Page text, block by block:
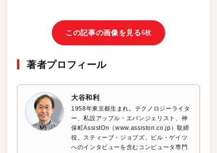
この記事の画像を見る6枚
著者プロフィール
大谷和利
1958年東京都生まれ。テクノロジーライタ
ー、私設アップル・エバンジェリスト、神
保町AssistOn（www.assiston.co.jp）取締
役。スティーブ・ジョブズ、ビル・ゲイツ
へのインタビューを含むコンピュータ専門